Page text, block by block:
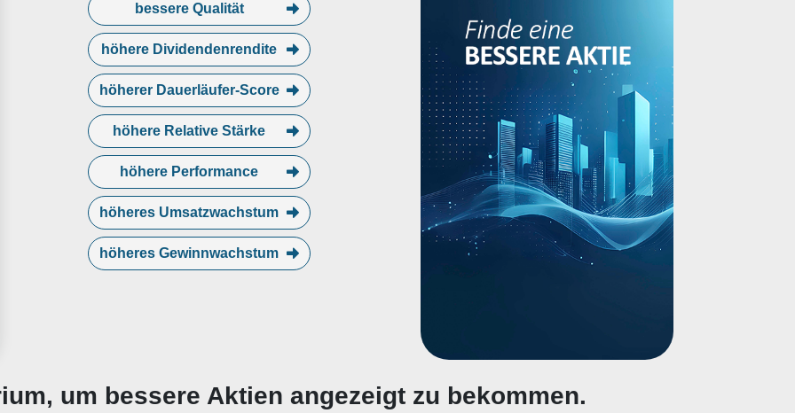
bessere Qualität
höhere Dividendenrendite
höherer Dauerläufer-Score
höhere Relative Stärke
höhere Performance
höheres Umsatzwachstum
höheres Gewinnwachstum
um bessere Aktien angezeigt zu bekommen.